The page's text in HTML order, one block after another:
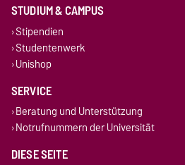
STUDIUM & CAMPUS
Stipendien
Studentenwerk
Unishop
SERVICE
Beratung und Unterstützung
Notrufnummern der Universität
DIESE SEITE